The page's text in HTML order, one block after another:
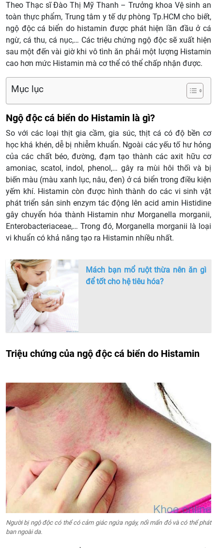
Theo Thạc sĩ Đào Thị Mỹ Thanh – Trưởng khoa Vệ sinh an
toàn thực phẩm, Trung tâm y tế dự phòng Tp.HCM cho biết,
ngộ độc cá biển do histamin được phát hiện lần đầu ở cá
ngừ, cá thu, cá nục,… Các triệu chứng ngộ độc sẽ xuất hiện
sau một đến vài giờ khi vô tình ăn phải một lượng Histamin
cao hơn mức Histamin mà cơ thể có thể chấp nhận được.
Mục lục
Ngộ độc cá biển do Histamin là gì?
So với các loại thịt gia cầm, gia súc, thịt cá có độ bền cơ
học khá khén, dễ bị nhiễm khuẩn. Ngoài các yếu tố hư hỏng
của các chất béo, đường, đạm tạo thành các axit hữu cơ
amoniac, scatol, indol, phenol,… gây ra mùi hôi thối và bị
biến màu (màu xanh lục, nâu, đen) ở cá biển trong điều kiện
yếm khí. Histamin còn được hình thành do các vi sinh vật
phát triển sản sinh enzym tác động lên acid amin Histidine
gây chuyển hóa thành Histamin như Morganella morganii,
Enterobacteriaceae,… Trong đó, Morganella morganii là loại
vi khuẩn có khả năng tạo ra Histamin nhiều nhất.
Mách bạn mổ ruột thừa nên ăn gì
để tốt cho hệ tiêu hóa?
Triệu chứng của ngộ độc cá biển do Histamin
Người bị ngộ độc có thể có cảm giác ngứa ngáy, nổi mẩn đỏ và có thể phát
ban ngoài da.